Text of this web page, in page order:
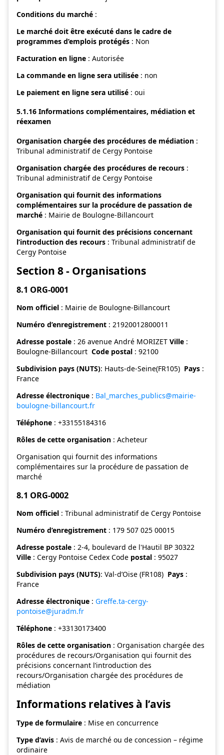
Conditions du marché :
Le marché doit être exécuté dans le cadre de
programmes d’emplois protégés : Non
Facturation en ligne : Autorisée
La commande en ligne sera utilisée : non
Le paiement en ligne sera utilisé : oui
5.1.16 Informations complémentaires, médiation et
réexamen
Organisation chargée des procédures de médiation :
Tribunal administratif de Cergy Pontoise
Organisation chargée des procédures de recours :
Tribunal administratif de Cergy Pontoise
Organisation qui fournit des informations
complémentaires sur la procédure de passation de
marché : Mairie de Boulogne-Billancourt
Organisation qui fournit des précisions concernant
l’introduction des recours : Tribunal administratif de
Cergy Pontoise
Section 8 - Organisations
8.1 ORG-0001
Nom officiel : Mairie de Boulogne-Billancourt
Numéro d’enregistrement : 21920012800011
Adresse postale : 26 avenue André MORIZET Ville :
Boulogne-Billancourt Code postal : 92100
Subdivision pays (NUTS): Hauts-de-Seine(FR105) Pays :
France
Adresse électronique : Bal_marches_publics@mairie-
boulogne-billancourt.fr
Téléphone : +33155184316
Rôles de cette organisation : Acheteur
Organisation qui fournit des informations
complémentaires sur la procédure de passation de
marché
8.1 ORG-0002
Nom officiel : Tribunal administratif de Cergy Pontoise
Numéro d’enregistrement : 179 507 025 00015
Adresse postale : 2-4, boulevard de l'Hautil BP 30322
Ville : Cergy Pontoise Cedex Code postal : 95027
Subdivision pays (NUTS): Val-d’Oise (FR108) Pays :
France
Adresse électronique : Greffe.ta-cergy-
pontoise@juradm.fr
Téléphone : +33130173400
Rôles de cette organisation : Organisation chargée des
procédures de recours/Organisation qui fournit des
précisions concernant l’introduction des
recours/Organisation chargée des procédures de
médiation
Informations relatives à l’avis
Type de formulaire : Mise en concurrence
Type d’avis : Avis de marché ou de concession – régime
ordinaire